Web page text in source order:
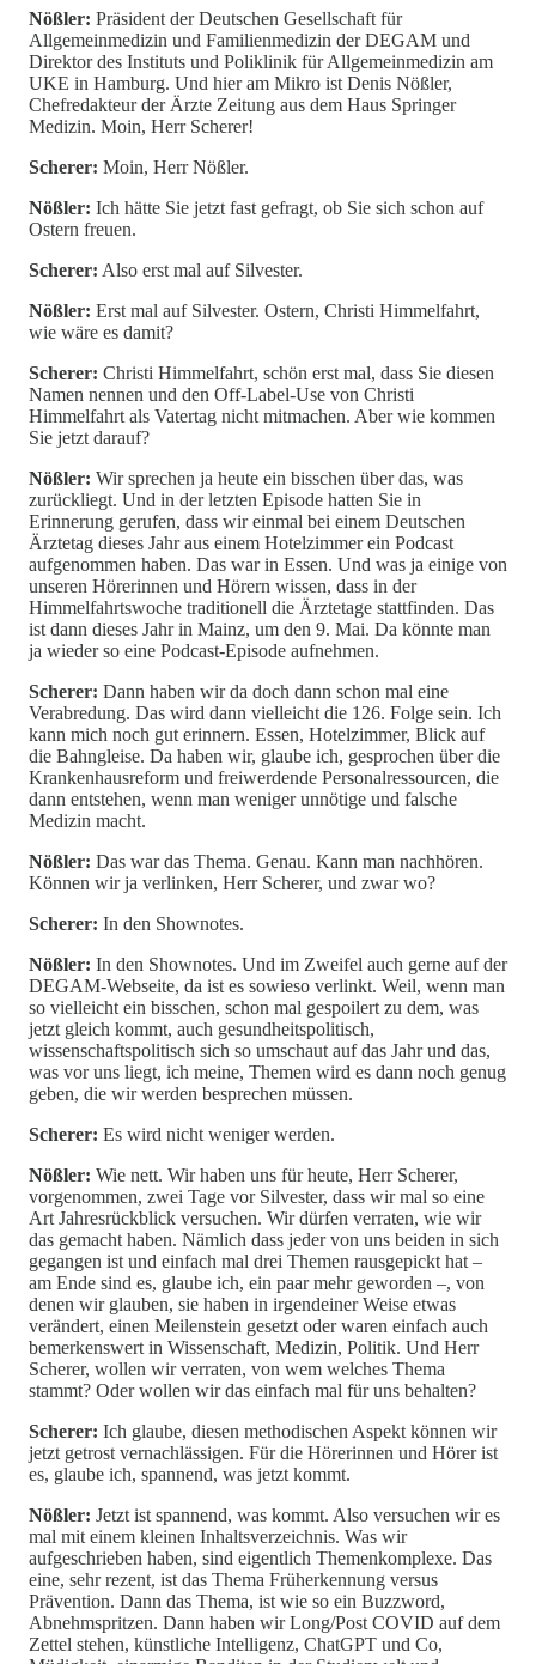
Nößler: Präsident der Deutschen Gesellschaft für
Allgemeinmedizin und Familienmedizin der DEGAM und
Direktor des Instituts und Poliklinik für Allgemeinmedizin am
UKE in Hamburg. Und hier am Mikro ist Denis Nößler,
Chefredakteur der Ärzte Zeitung aus dem Haus Springer
Medizin. Moin, Herr Scherer!
Scherer: Moin, Herr Nößler.
Nößler: Ich hätte Sie jetzt fast gefragt, ob Sie sich schon auf
Ostern freuen.
Scherer: Also erst mal auf Silvester.
Nößler: Erst mal auf Silvester. Ostern, Christi Himmelfahrt,
wie wäre es damit?
Scherer: Christi Himmelfahrt, schön erst mal, dass Sie diesen
Namen nennen und den Off-Label-Use von Christi
Himmelfahrt als Vatertag nicht mitmachen. Aber wie kommen
Sie jetzt darauf?
Nößler: Wir sprechen ja heute ein bisschen über das, was
zurückliegt. Und in der letzten Episode hatten Sie in
Erinnerung gerufen, dass wir einmal bei einem Deutschen
Ärztetag dieses Jahr aus einem Hotelzimmer ein Podcast
aufgenommen haben. Das war in Essen. Und was ja einige von
unseren Hörerinnen und Hörern wissen, dass in der
Himmelfahrtswoche traditionell die Ärztetage stattfinden. Das
ist dann dieses Jahr in Mainz, um den 9. Mai. Da könnte man
ja wieder so eine Podcast-Episode aufnehmen.
Scherer: Dann haben wir da doch dann schon mal eine
Verabredung. Das wird dann vielleicht die 126. Folge sein. Ich
kann mich noch gut erinnern. Essen, Hotelzimmer, Blick auf
die Bahngleise. Da haben wir, glaube ich, gesprochen über die
Krankenhausreform und freiwerdende Personalressourcen, die
dann entstehen, wenn man weniger unnötige und falsche
Medizin macht.
Nößler: Das war das Thema. Genau. Kann man nachhören.
Können wir ja verlinken, Herr Scherer, und zwar wo?
Scherer: In den Shownotes.
Nößler: In den Shownotes. Und im Zweifel auch gerne auf der
DEGAM-Webseite, da ist es sowieso verlinkt. Weil, wenn man
so vielleicht ein bisschen, schon mal gespoilert zu dem, was
jetzt gleich kommt, auch gesundheitspolitisch,
wissenschaftspolitisch sich so umschaut auf das Jahr und das,
was vor uns liegt, ich meine, Themen wird es dann noch genug
geben, die wir werden besprechen müssen.
Scherer: Es wird nicht weniger werden.
Nößler: Wie nett. Wir haben uns für heute, Herr Scherer,
vorgenommen, zwei Tage vor Silvester, dass wir mal so eine
Art Jahresrückblick versuchen. Wir dürfen verraten, wie wir
das gemacht haben. Nämlich dass jeder von uns beiden in sich
gegangen ist und einfach mal drei Themen rausgepickt hat –
am Ende sind es, glaube ich, ein paar mehr geworden –, von
denen wir glauben, sie haben in irgendeiner Weise etwas
verändert, einen Meilenstein gesetzt oder waren einfach auch
bemerkenswert in Wissenschaft, Medizin, Politik. Und Herr
Scherer, wollen wir verraten, von wem welches Thema
stammt? Oder wollen wir das einfach mal für uns behalten?
Scherer: Ich glaube, diesen methodischen Aspekt können wir
jetzt getrost vernachlässigen. Für die Hörerinnen und Hörer ist
es, glaube ich, spannend, was jetzt kommt.
Nößler: Jetzt ist spannend, was kommt. Also versuchen wir es
mal mit einem kleinen Inhaltsverzeichnis. Was wir
aufgeschrieben haben, sind eigentlich Themenkomplexe. Das
eine, sehr rezent, ist das Thema Früherkennung versus
Prävention. Dann das Thema, ist wie so ein Buzzword,
Abnehmspritzen. Dann haben wir Long/Post COVID auf dem
Zettel stehen, künstliche Intelligenz, ChatGPT und Co,